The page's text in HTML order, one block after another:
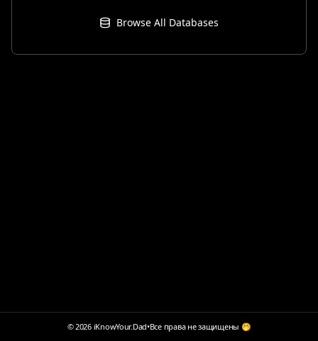
Browse All Databases
© 2026 iKnowYour.Dad•Все права не защищены 🤭